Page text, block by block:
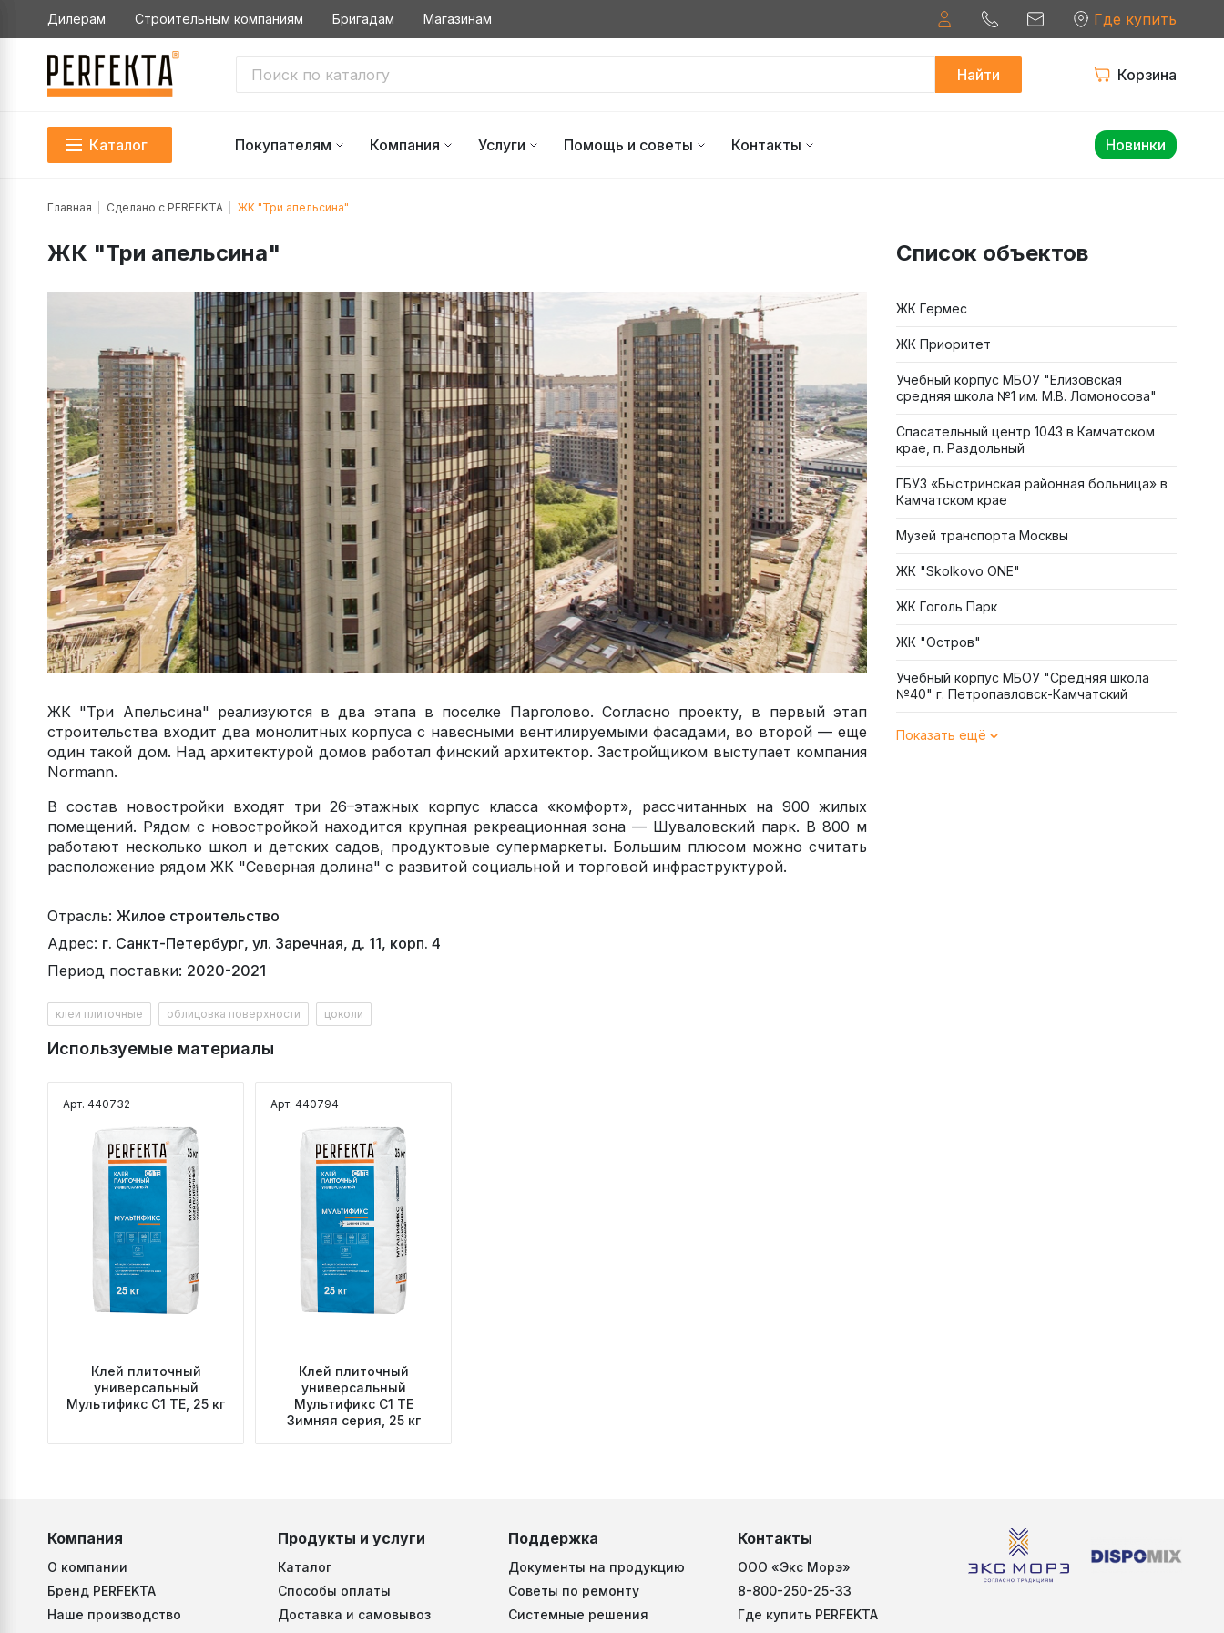
Дилерам Строительным компаниям Бригадам Магазинам Где купить
Найти Корзина
Каталог Покупателям Компания Услуги Помощь и советы Контакты Новинки
Главная Сделано с PERFEKTA ЖК "Три апельсина"
ЖК "Три апельсина"
ЖК "Три Апельсина" реализуются в два этапа в поселке Парголово. Согласно проекту, в первый этап
строительства входит два монолитных корпуса с навесными вентилируемыми фасадами, во второй — еще
один такой дом. Над архитектурой домов работал финский архитектор. Застройщиком выступает компания
Normann.
В состав новостройки входят три 26–этажных корпус класса «комфорт», рассчитанных на 900 жилых
помещений. Рядом с новостройкой находится крупная рекреационная зона — Шуваловский парк. В 800 м
работают несколько школ и детских садов, продуктовые супермаркеты. Большим плюсом можно считать
расположение рядом ЖК "Северная долина" с развитой социальной и торговой инфраструктурой.
Отрасль: Жилое строительство
Адрес: г. Санкт-Петербург, ул. Заречная, д. 11, корп. 4
Период поставки: 2020-2021
клеи плиточные облицовка поверхности цоколи
Используемые материалы
Арт. 440732
Клей плиточный
универсальный
Мультификс C1 TE, 25 кг
Арт. 440794
Клей плиточный
универсальный
Мультификс C1 TE
Зимняя серия, 25 кг
Список объектов
ЖК Гермес
ЖК Приоритет
Учебный корпус МБОУ "Елизовская
средняя школа №1 им. М.В. Ломоносова"
Спасательный центр 1043 в Камчатском
крае, п. Раздольный
ГБУЗ «Быстринская районная больница» в
Камчатском крае
Музей транспорта Москвы
ЖК "Skolkovo ONE"
ЖК Гоголь Парк
ЖК "Остров"
Учебный корпус МБОУ "Средняя школа
№40" г. Петропавловск-Камчатский
Показать ещё
Компания
О компании
Бренд PERFEKTA
Наше производство
Продукты и услуги
Каталог
Способы оплаты
Доставка и самовывоз
Поддержка
Документы на продукцию
Советы по ремонту
Системные решения
Контакты
ООО «Экс Морэ»
8-800-250-25-33
Где купить PERFEKTA